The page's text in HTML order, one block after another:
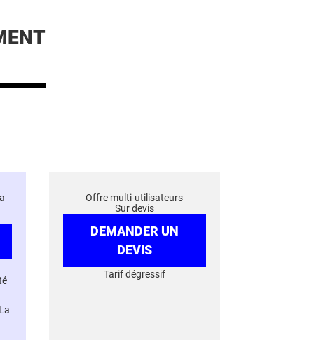
Offre multi-utilisateurs
Sur devis
DEMANDER UN
DEVIS
Tarif dégressif